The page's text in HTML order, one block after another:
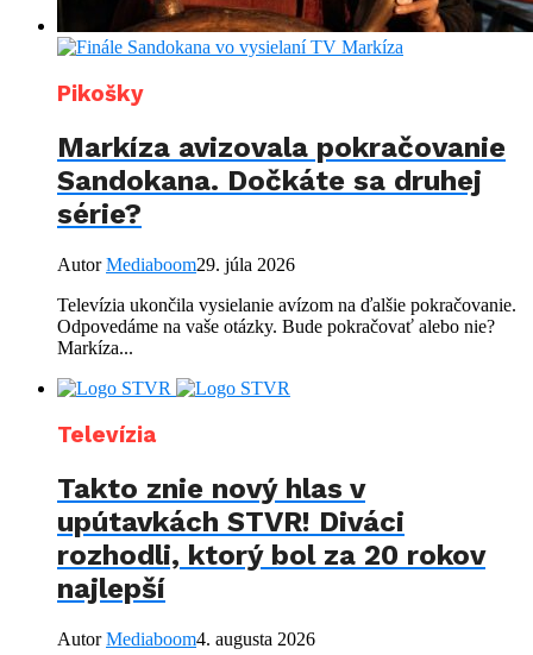
Pikošky
Markíza avizovala pokračovanie
Sandokana. Dočkáte sa druhej
série?
AutorMediaboom29. júla 2026
Televízia ukončila vysielanie avízom na ďalšie pokračovanie.
Odpovedáme na vaše otázky. Bude pokračovať alebo nie?
Markíza...
Televízia
Takto znie nový hlas v
upútavkách STVR! Diváci
rozhodli, ktorý bol za 20 rokov
najlepší
AutorMediaboom4. augusta 2026